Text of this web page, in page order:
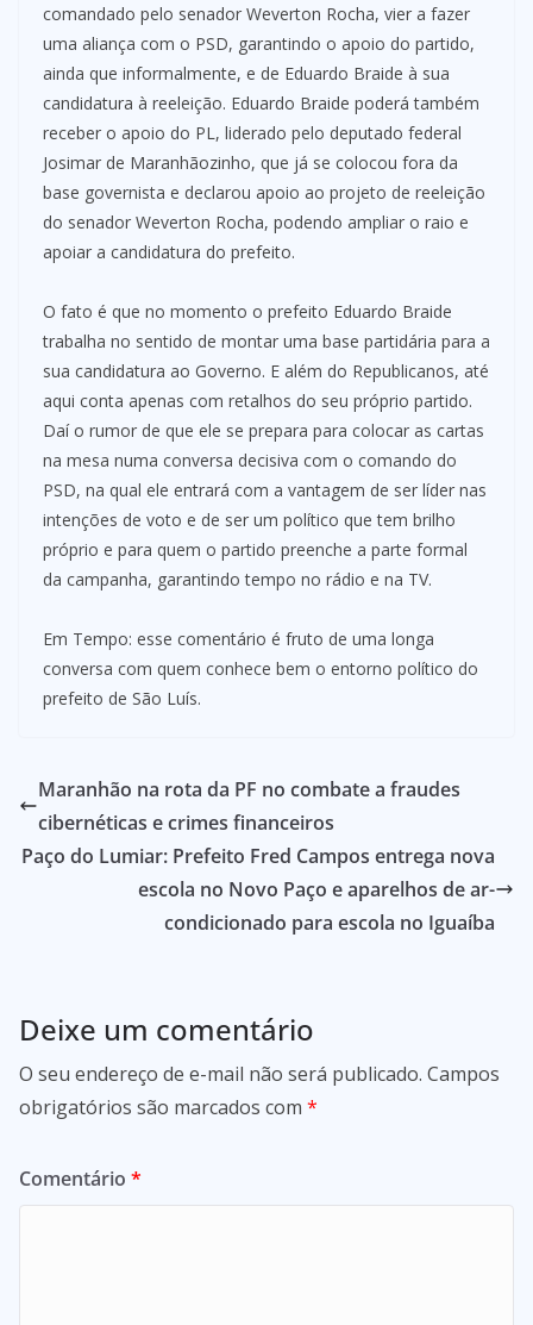
comandado pelo senador Weverton Rocha, vier a fazer
uma aliança com o PSD, garantindo o apoio do partido,
ainda que informalmente, e de Eduardo Braide à sua
candidatura à reeleição. Eduardo Braide poderá também
receber o apoio do PL, liderado pelo deputado federal
Josimar de Maranhãozinho, que já se colocou fora da
base governista e declarou apoio ao projeto de reeleição
do senador Weverton Rocha, podendo ampliar o raio e
apoiar a candidatura do prefeito.
O fato é que no momento o prefeito Eduardo Braide
trabalha no sentido de montar uma base partidária para a
sua candidatura ao Governo. E além do Republicanos, até
aqui conta apenas com retalhos do seu próprio partido.
Daí o rumor de que ele se prepara para colocar as cartas
na mesa numa conversa decisiva com o comando do
PSD, na qual ele entrará com a vantagem de ser líder nas
intenções de voto e de ser um político que tem brilho
próprio e para quem o partido preenche a parte formal
da campanha, garantindo tempo no rádio e na TV.
Em Tempo: esse comentário é fruto de uma longa
conversa com quem conhece bem o entorno político do
prefeito de São Luís.
Maranhão na rota da PF no combate a fraudes
cibernéticas e crimes financeiros
Paço do Lumiar: Prefeito Fred Campos entrega nova
escola no Novo Paço e aparelhos de ar-
condicionado para escola no Iguaíba
Deixe um comentário
O seu endereço de e-mail não será publicado. Campos
obrigatórios são marcados com *
Comentário *